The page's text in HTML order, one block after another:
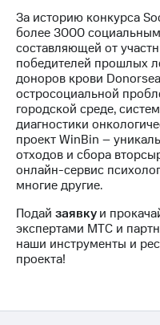
На главную
За историю конкурса
более 3000
составляющей от
победителей прошлых
доноров крови
остросоциальной
городской среде,
диагностики
проект WinBin –
отходов и сбора
онлайн-сервис
многие другие.
Подай заявкуи
экспертами МТС и
наши инструменты и
проекта!